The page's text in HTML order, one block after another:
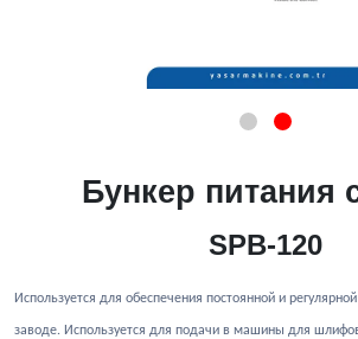
Бункер питания
SPB-120
Используется для обеспечения постоянной и
заводе. Используется для подачи в машины для